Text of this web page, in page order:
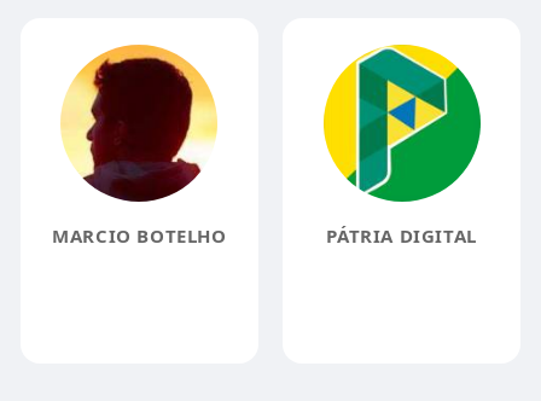
MARCIO BOTELHO PÁTRIA DIGITAL